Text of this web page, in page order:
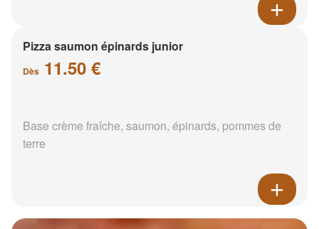
Pizza saumon épinards junior
Dès 11.50 €
Base crème fraîche, saumon, épinards, pommes de
terre